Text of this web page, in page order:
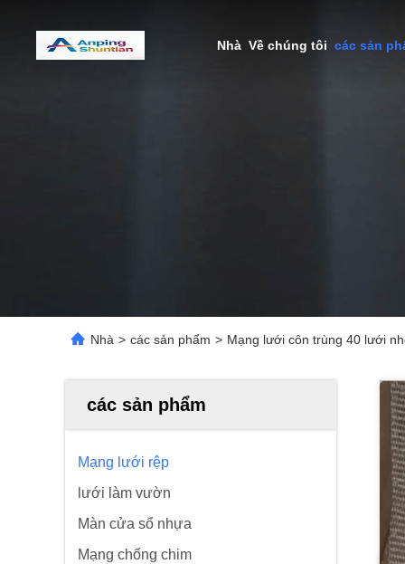
Nhà Về chúng tôi các sản
Nhà > các sản phẩm > Mạng lưới côn trùng 40 lưới
các sản phẩm
Mạng lưới rệp
lưới làm vườn
Màn cửa sổ nhựa
Mạng chống chim